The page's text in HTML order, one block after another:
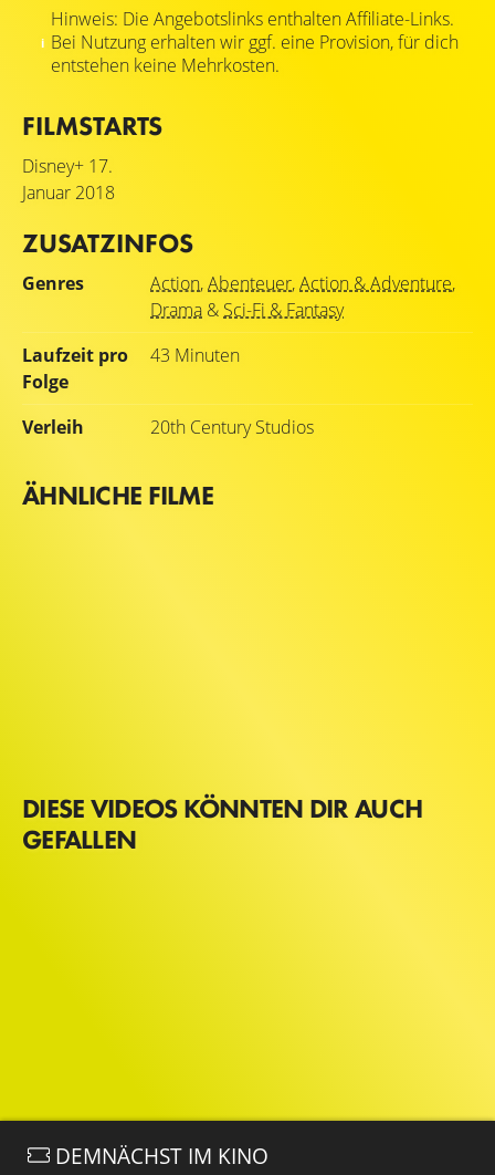
Hinweis: Die Angebotslinks enthalten Affiliate-Links.
Bei Nutzung erhalten wir ggf. eine Provision, für dich
entstehen keine Mehrkosten.
FILMSTARTS
Disney+ 17.
Januar 2018
ZUSATZINFOS
Genres Action,Abenteuer,Action & Adventure,
Drama & Sci-Fi & Fantasy
Laufzeit pro
Folge
43 Minuten
Verleih 20th Century Studios
ÄHNLICHE FILME
DIESE VIDEOS KÖNNTEN DIR AUCH
GEFALLEN
DEMNÄCHST IM KINO